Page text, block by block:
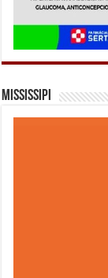
Mississipi